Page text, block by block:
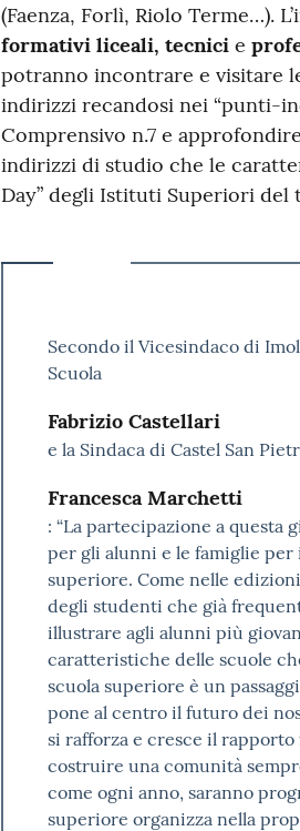
(Faenza, Forlì, Riolo Terme…).
formativi liceali, tecnici e
potranno incontrare e visitare
indirizzi recandosi nei “punti-
Comprensivo n.7 e
indirizzi di studio che le
Day” degli Istituti Superiori
Secondo il Vicesindaco di
Scuola
Fabrizio Castellari
e la Sindaca di Castel San
Francesca Marchetti
: “La partecipazione a
per gli alunni e le famiglie per
superiore. Come nelle
degli studenti che già
illustrare agli alunni più
caratteristiche delle scuole
scuola superiore è un
pone al centro il futuro dei
si rafforza e cresce il
costruire una comunità
come ogni anno, saranno
superiore organizza nella